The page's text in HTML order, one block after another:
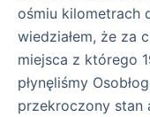
ośmiu kilometrach
wiedziałem, że za
miejsca z którego
płynęliśmy
przekroczony stan